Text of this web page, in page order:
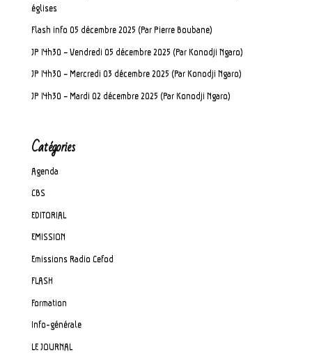
églises
Flash info 05 décembre 2025 (Par Pierre Boubane)
JP 14h30 – Vendredi 05 décembre 2025 (Par Konodji Ngaro)
JP 14h30 – Mercredi 03 décembre 2025 (Par Konodji Ngaro)
JP 14h30 – Mardi 02 décembre 2025 (Par Konodji Ngaro)
Catégories
Agenda
CBS
EDITORIAL
EMISSION
Emissions Radio Cefod
FLASH
Formation
Info-générale
LE JOURNAL